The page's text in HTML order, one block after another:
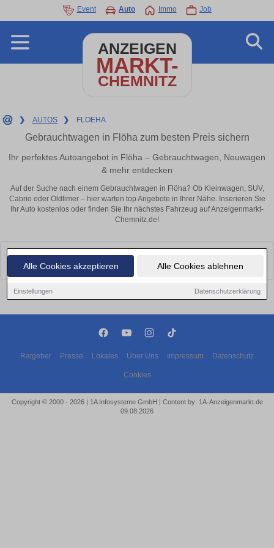
Alle Cookies akzeptieren Alle Cookies ablehnen
Einstellungen Datenschutzerklärung
Event Auto Immo Job
ANZEIGEN
MARKT-
CHEMNITZ
❯ AUTOS ❯ FLOEHA
Gebrauchtwagen in Flöha zum besten Preis sichern
Ihr perfektes Autoangebot in Flöha – Gebrauchtwagen, Neuwagen
& mehr entdecken
Auf der Suche nach einem Gebrauchtwagen in Flöha? Ob Kleinwagen, SUV,
Cabrio oder Oldtimer – hier warten top Angebote in Ihrer Nähe. Inserieren Sie
Ihr Auto kostenlos oder finden Sie Ihr nächstes Fahrzeug auf Anzeigenmarkt-
Chemnitz.de!
Leider konnten wir derzeit keine passenden Autos finden. Schauen Sie
bald wieder vorbei!
Ratgeber Presse Lokales Über Uns Impressum Datenschutz
Cookies
Copyright © 2000 - 2026 | 1A Infosysteme GmbH | Content by: 1A-Anzeigenmarkt.de
09.08.2026